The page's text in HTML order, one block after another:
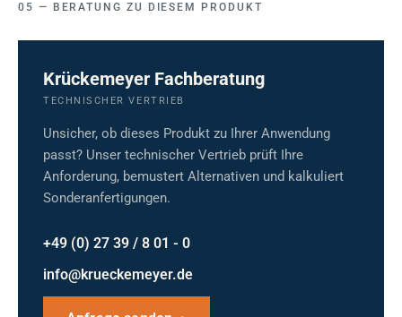
BERATUNG ZU DIESEM PRODUKT
Krückemeyer Fachberatung
TECHNISCHER VERTRIEB
Unsicher, ob dieses Produkt zu Ihrer Anwendung
passt? Unser technischer Vertrieb prüft Ihre
Anforderung, bemustert Alternativen und kalkuliert
Sonderanfertigungen.
+49 (0) 27 39 / 8 01 - 0
info@krueckemeyer.de